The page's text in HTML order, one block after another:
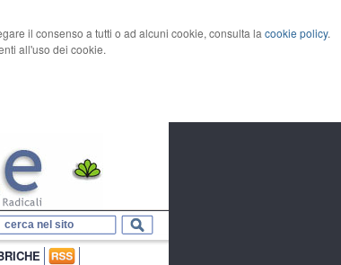
il consenso a tutti o ad alcuni cookie, consulta la cookie policy.
all'uso dei cookie.